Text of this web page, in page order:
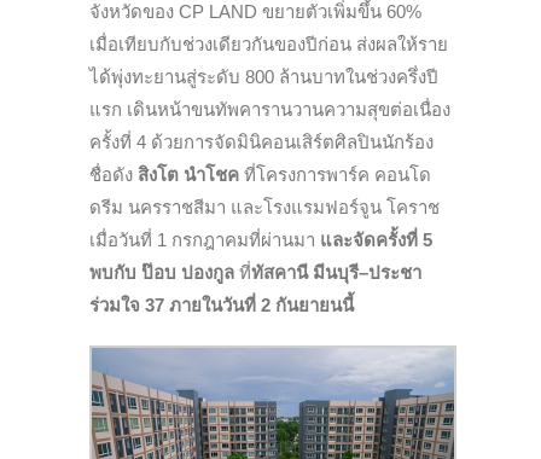
จังหวัดของ CP LAND ขยายตัวเพิ่มขึ้น 60%
เมื่อเทียบกับช่วงเดียวกันของปีก่อน ส่งผลให้ราย
ได้พุ่งทะยานสู่ระดับ 800 ล้านบาทในช่วงครึ่งปี
แรก เดินหน้าขนทัพคารานวานความสุขต่อเนื่อง
ครั้งที่ 4 ด้วยการจัดมินิคอนเสิร์ตศิลปินนักร้อง
ชื่อดัง สิงโต นำโชค ที่โครงการพาร์ค คอนโด
ดรีม นครราชสีมา และโรงแรมฟอร์จูน โคราช
เมื่อวันที่ 1 กรกฎาคมที่ผ่านมา และจัดครั้งที่ 5
พบกับ ป๊อบ ปองกูล ที่ทัสคานี มีนบุรี–ประชา
ร่วมใจ 37 ภายในวันที่ 2 กันยายนนี้